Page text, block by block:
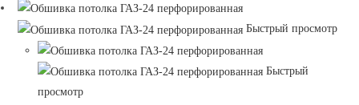
Быстрый просмотр
Быстрый
просмотр